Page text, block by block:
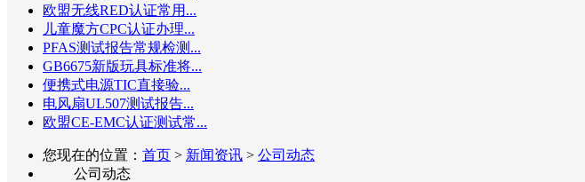
欧盟无线RED认证常用...
儿童魔方CPC认证办理...
PFAS测试报告常规检测...
GB6675新版玩具标准将...
便携式电源TIC直接验...
电风扇UL507测试报告...
欧盟CE-EMC认证测试常...
您现在的位置： 首页 > 新闻资讯 > 公司动态
公司动态